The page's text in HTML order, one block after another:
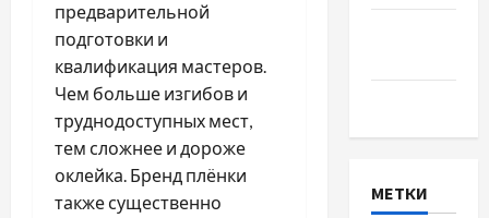
предварительной
подготовки и
квалификация мастеров.
Чем больше изгибов и
труднодоступных мест,
тем сложнее и дороже
оклейка. Бренд плёнки
также существенно
МЕТКИ